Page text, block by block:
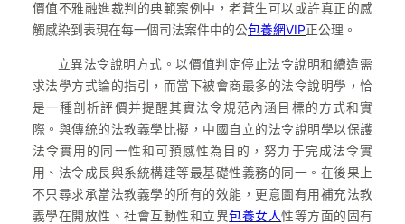
價值不雅融進裁判的典範案例中，老蒼生可以或許真正的感
觸感染到表現在每一個司法案件中的公包養網VIP正公理。
立異法令說明方式。以價值判定停止法令說明和續造需
求法學方式論的指引，而當下被會商最多的法令說明學，恰
是一種剖析評價并提醒其實法令規范內涵目標的方式和實
際。與傳統的法教義學比擬，中國自立的法令說明學以保護
法令實用的同一性和可預感性為目的，努力于完成法令實
用、法令成長與系統構建等最基礎性義務的同一。在後果上
不只尋求承當法教義學的所有的效能，更意圖有用補充法教
義學在開放性、社會互動性和立異包養女人性等方面的固有